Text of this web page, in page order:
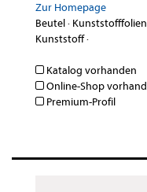
Zur Homepage
Beutel· Kunststofffolien
Kunststoff·
Katalog vorhanden
Online-Shop
Premium-Profil